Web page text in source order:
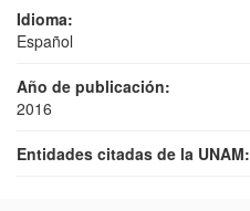
Idioma:
Español
Año de publicación:
2016
Entidades citadas de la UNAM: